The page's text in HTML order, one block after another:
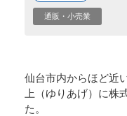
通販・小売業
仙台市内からほど近
上（ゆりあげ）に株
た。